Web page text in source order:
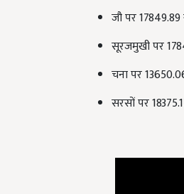
जौ पर
सूरजमुखी पर
चना पर
सरसों पर